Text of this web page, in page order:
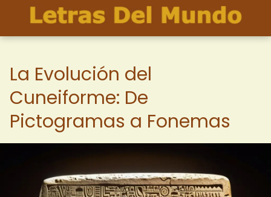
La Evolución del
Cuneiforme: De
Pictogramas a Fonemas